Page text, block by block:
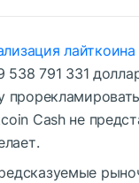
791 331
Cash не